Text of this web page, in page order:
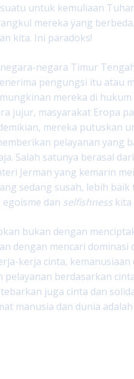
untuk kemuliaan
mereka yang
kita. Ini paradoks!
negara Timur
pengungsi itu atau
mereka di
jujur, masyarakat Eropa
mereka putuskan
pelayanan yang
Salah satunya berasal
Jerman yang kemarin
sedang susah, lebih
dan selfishness kita
bukan dengan
dengan mencari
kerja cinta,
pelayanan berdasarkan
juga cinta dan
manusia dan dunia